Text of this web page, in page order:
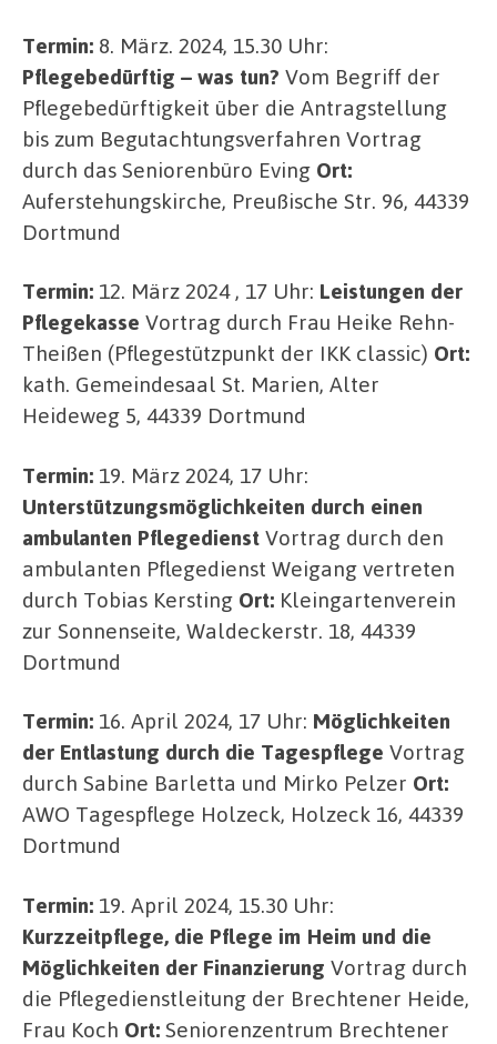
Termin: 8. März. 2024, 15.30 Uhr:
Pflegebedürftig – was tun? Vom Begriff der
Pflegebedürftigkeit über die Antragstellung
bis zum Begutachtungsverfahren Vortrag
durch das Seniorenbüro Eving Ort:
Auferstehungskirche, Preußische Str. 96, 44339
Dortmund
Termin: 12. März 2024 , 17 Uhr: Leistungen der
Pflegekasse Vortrag durch Frau Heike Rehn-
Theißen (Pflegestützpunkt der IKK classic) Ort:
kath. Gemeindesaal St. Marien, Alter
Heideweg 5, 44339 Dortmund
Termin: 19. März 2024, 17 Uhr:
Unterstützungsmöglichkeiten durch einen
ambulanten Pflegedienst Vortrag durch den
ambulanten Pflegedienst Weigang vertreten
durch Tobias Kersting Ort: Kleingartenverein
zur Sonnenseite, Waldeckerstr. 18, 44339
Dortmund
Termin: 16. April 2024, 17 Uhr: Möglichkeiten
der Entlastung durch die Tagespflege Vortrag
durch Sabine Barletta und Mirko Pelzer Ort:
AWO Tagespflege Holzeck, Holzeck 16, 44339
Dortmund
Termin: 19. April 2024, 15.30 Uhr:
Kurzzeitpflege, die Pflege im Heim und die
Möglichkeiten der Finanzierung Vortrag durch
die Pflegedienstleitung der Brechtener Heide,
Frau Koch Ort: Seniorenzentrum Brechtener